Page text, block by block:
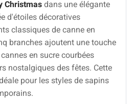
Christmas dans une élégante
d'étoiles décoratives
classiques de canne en
branches ajoutent une touche
en sucre courbées
nostalgiques des fêtes. Cette
pour les styles de sapins